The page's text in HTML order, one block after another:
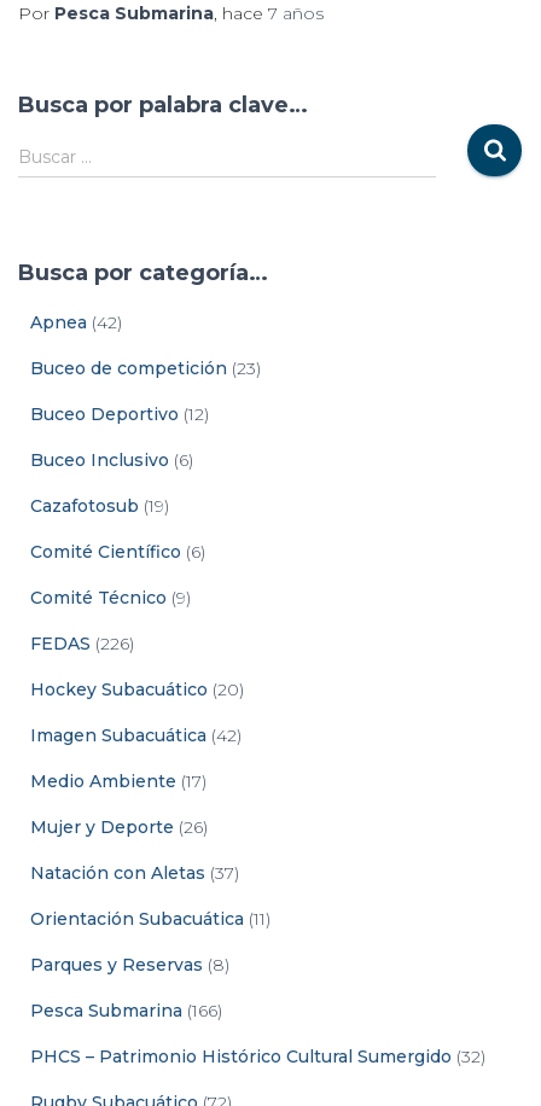
Por Pesca Submarina, hace 7 años
Busca por palabra clave…
Buscar …
Busca por categoría…
Apnea (42)
Buceo de competición (23)
Buceo Deportivo (12)
Buceo Inclusivo (6)
Cazafotosub (19)
Comité Científico (6)
Comité Técnico (9)
FEDAS (226)
Hockey Subacuático (20)
Imagen Subacuática (42)
Medio Ambiente (17)
Mujer y Deporte (26)
Natación con Aletas (37)
Orientación Subacuática (11)
Parques y Reservas (8)
Pesca Submarina (166)
PHCS – Patrimonio Histórico Cultural Sumergido (32)